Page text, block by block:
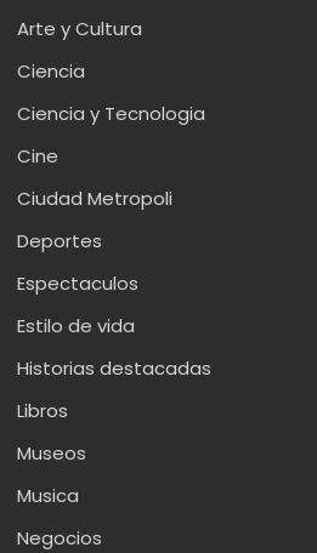
Arte y Cultura
Ciencia
Ciencia y Tecnologia
Cine
Ciudad Metropoli
Deportes
Espectaculos
Estilo de vida
Historias destacadas
Libros
Museos
Musica
Negocios